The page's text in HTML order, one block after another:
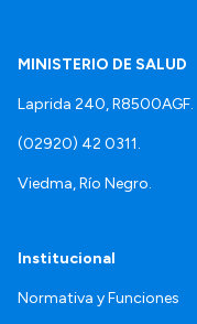
MINISTERIO DE SALUD
Laprida 240, R8500AGF.
(02920) 42 0311.
Viedma, Río Negro.
Institucional
Normativa y Funciones